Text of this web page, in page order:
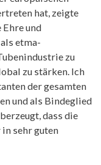
hat, zeigte
und
etma-
zu
zu stärken. Ich
der gesamten
und als Bindeglied
dass die
sehr guten